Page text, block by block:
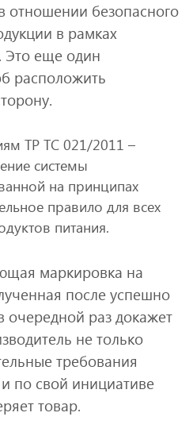
отношении безопасного
в рамках
. Это еще один
расположить
ТР ТС 021/2011 –
системы
на принципах
правило для всех
питания.
маркировка на
после успешно
очередной раз докажет
не только
требования
по свой инициативе
товар.